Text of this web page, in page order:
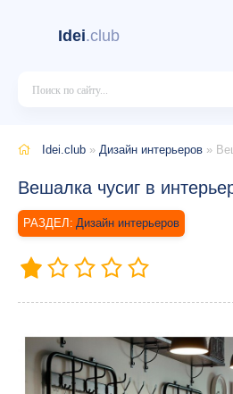
Idei.club
Idei.club » Дизайн интерьеров »
Вешалка чусиг в
Дизайн интерьеров